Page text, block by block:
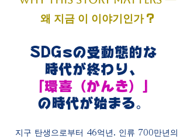
왜 지금 이 이야기인가 ?
SDGsの受動態的な
時代が終わり、
「環喜（かんき）」
の時代が始まる。
지구 탄생으로부터 46억년. 인류 700만년의